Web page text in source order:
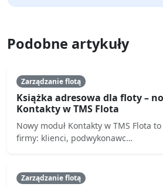
Podobne artykuły
Zarządzanie flotą
Książka adresowa dla floty –
Kontakty w TMS Flota
Nowy moduł Kontakty w TMS Flota
firmy: klienci, podwykonawc…
Zarządzanie flotą